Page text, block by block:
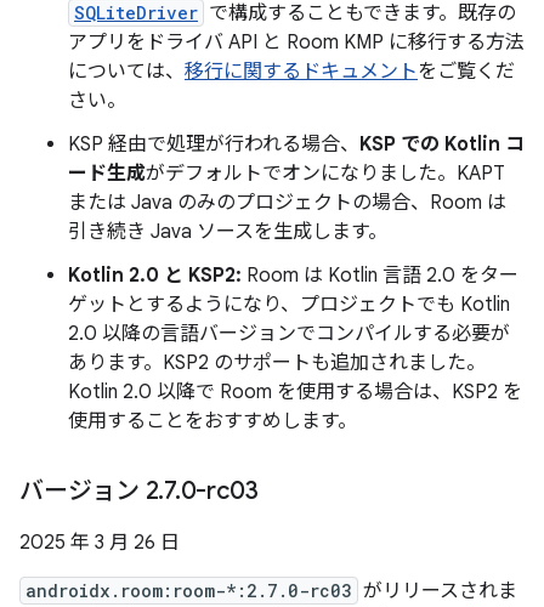
SQLiteDriver で構成することもできます。既存の
アプリをドライバ API と Room KMP に移行する方法
については、 移行に関するドキュメントをご覧くだ
さい。
KSP 経由で処理が行われる場合、 KSP での Kotlin コ
ード生成がデフォルトでオンになりました。KAPT
または Java のみのプロジェクトの場合、Room は
引き続き Java ソースを生成します。
Kotlin 2.0 と KSP2: Room は Kotlin 言語 2.0 をター
ゲットとするようになり、プロジェクトでも Kotlin
2.0 以降の言語バージョンでコンパイルする必要が
あります。KSP2 のサポートも追加されました。
Kotlin 2.0 以降で Room を使用する場合は、KSP2 を
使用することをおすすめします。
バージョン 2.7.0-rc03
2025 年 3 月 26 日
androidx.room:room-*:2.7.0-rc03 がリリースされま